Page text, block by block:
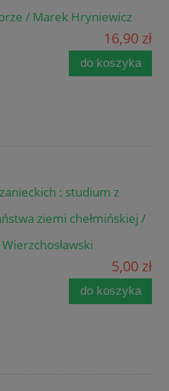
/ Marek Hryniewicz
16,90 zł
do koszyka
: studium z
ziemi chełmińskiej /
5,00 zł
do koszyka